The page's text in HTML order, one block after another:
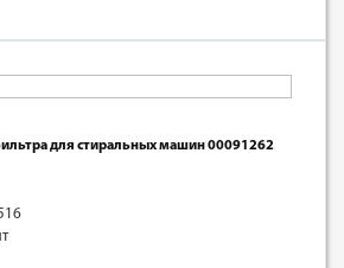
для стиральных машин 00091262